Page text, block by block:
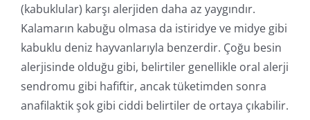
(kabuklular) karşı alerjiden daha az yaygındır.
Kalamarın kabuğu olmasa da istiridye ve midye gibi
kabuklu deniz hayvanlarıyla benzerdir. Çoğu besin
alerjisinde olduğu gibi, belirtiler genellikle oral alerji
sendromu gibi hafiftir, ancak tüketimden sonra
anafilaktik şok gibi ciddi belirtiler de ortaya çıkabilir.